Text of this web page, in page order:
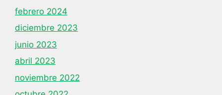
febrero 2024
diciembre 2023
junio 2023
abril 2023
noviembre 2022